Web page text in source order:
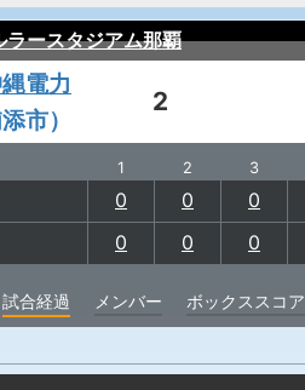
ラースタジアム那覇
電力
添市）
2
1 2 3
0 0 0
0 0 0
試合経過 メンバー ボックススコア